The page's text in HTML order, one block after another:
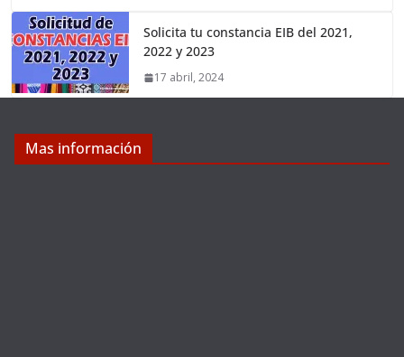
Solicita tu constancia EIB del 2021,
2022 y 2023
17 abril, 2024
Mas información